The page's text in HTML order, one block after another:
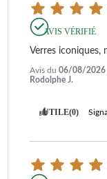
AVIS VÉRIFIÉ
Verres iconiques,
Avis du 06/08/2026
Rodolphe J.
UTILE(0)